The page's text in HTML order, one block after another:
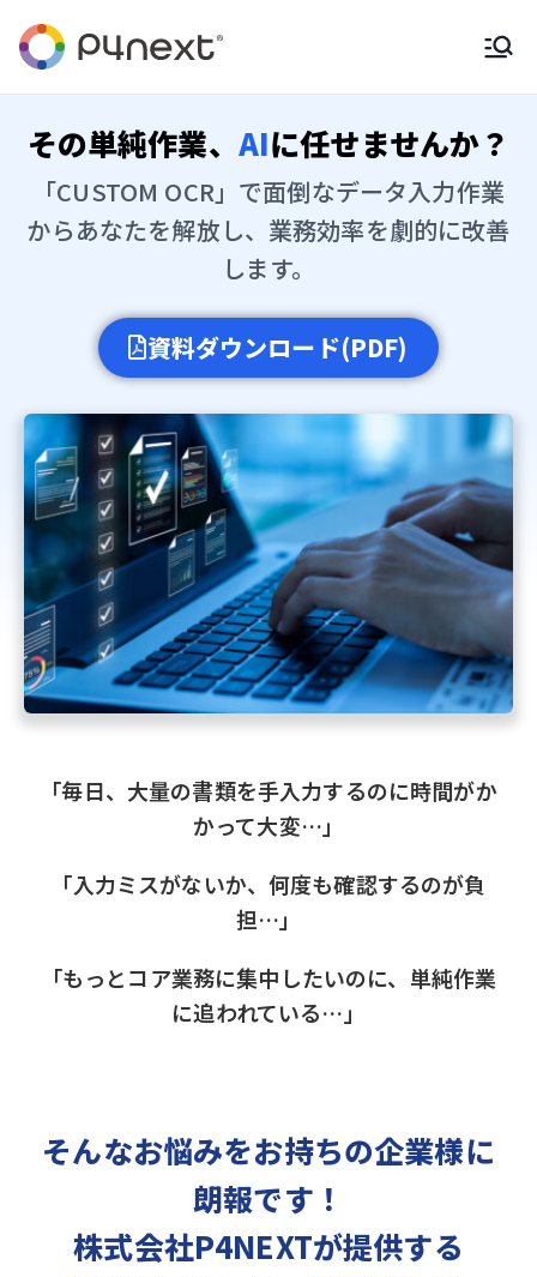
その単純作業、 AIに任せませんか？
「CUSTOM OCR」で面倒なデータ入力作業
からあなたを解放し、業務効率を劇的に改善
します。
資料ダウンロード(PDF)
「毎日、大量の書類を手入力するのに時間がか
かって大変…」
「入力ミスがないか、何度も確認するのが負
担…」
「もっとコア業務に集中したいのに、単純作業
に追われている…」
そんなお悩みをお持ちの企業様に
朗報です！
株式会社P4NEXTが提供する